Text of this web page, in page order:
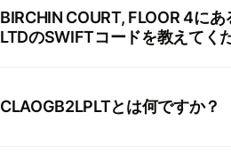
BIRCHIN COURT, FLOOR 4に
LTDのSWIFTコードを教えてく
CLAOGB2LPLTとは何ですか？